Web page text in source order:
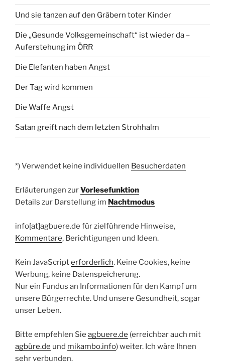
Und sie tanzen auf den Gräbern toter Kinder
Die „Gesunde Volksgemeinschaft“ ist wieder da –
Auferstehung im ÖRR
Die Elefanten haben Angst
Der Tag wird kommen
Die Waffe Angst
Satan greift nach dem letzten Strohhalm
*) Verwendet keine individuellen Besucherdaten
Erläuterungen zurVorlesefunktion
Details zur Darstellung im Nachtmodus
info[at]agbuere.de für zielführende Hinweise,
Kommentare, Berichtigungen und Ideen.
Kein JavaScripterforderlich. Keine Cookies, keine
Werbung, keine Datenspeicherung.
Nur ein Fundus an Informationen für den Kampf um
unsere Bürgerrechte. Und unsere Gesundheit, sogar
unser Leben.
Bitte empfehlen Sie agbuere.de (erreichbar auch mit
agbüre.de und mikambo.info) weiter. Ich wäre Ihnen
sehr verbunden.